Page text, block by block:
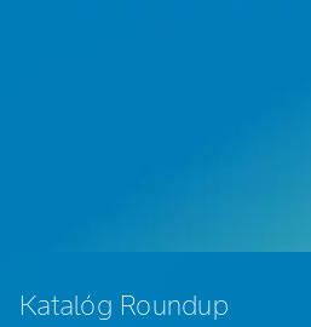
Katalóg Roundup